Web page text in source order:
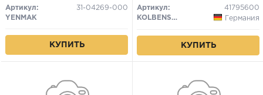
Артикул:
31-04269-000
YENMAK
КУПИТЬ
STILO LANCIA LYBRA, MUSA,
THESIS 1.9D/2.4D 09.96-
Артикул:
41795600
KOLBENSCHMIDT
Германия
КУПИТЬ